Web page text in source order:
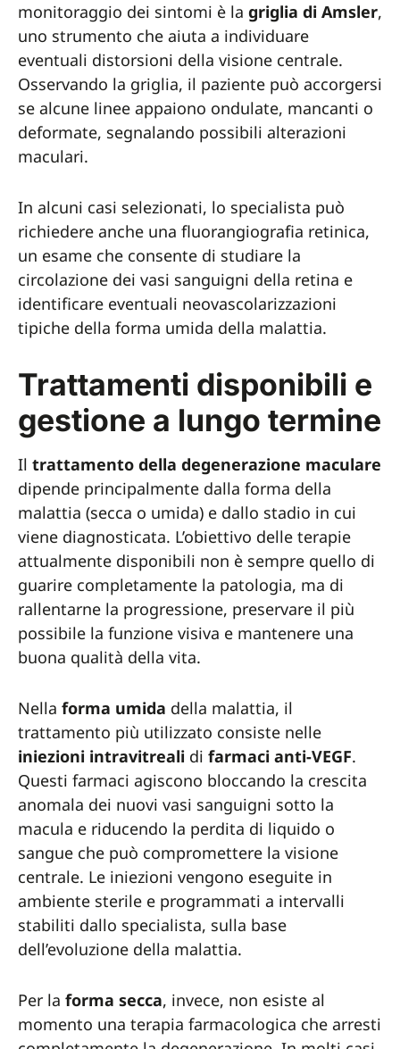
monitoraggio dei sintomi è la griglia di Amsler,
uno strumento che aiuta a individuare
eventuali distorsioni della visione centrale.
Osservando la griglia, il paziente può accorgersi
se alcune linee appaiono ondulate, mancanti o
deformate, segnalando possibili alterazioni
maculari.
In alcuni casi selezionati, lo specialista può
richiedere anche una fluorangiografia retinica,
un esame che consente di studiare la
circolazione dei vasi sanguigni della retina e
identificare eventuali neovascolarizzazioni
tipiche della forma umida della malattia.
Trattamenti disponibili e
gestione a lungo termine
Il trattamento della degenerazione maculare
dipende principalmente dalla forma della
malattia (secca o umida) e dallo stadio in cui
viene diagnosticata. L’obiettivo delle terapie
attualmente disponibili non è sempre quello di
guarire completamente la patologia, ma di
rallentarne la progressione, preservare il più
possibile la funzione visiva e mantenere una
buona qualità della vita.
Nella forma umida della malattia, il
trattamento più utilizzato consiste nelle
iniezioni intravitreali di farmaci anti-VEGF.
Questi farmaci agiscono bloccando la crescita
anomala dei nuovi vasi sanguigni sotto la
macula e riducendo la perdita di liquido o
sangue che può compromettere la visione
centrale. Le iniezioni vengono eseguite in
ambiente sterile e programmati a intervalli
stabiliti dallo specialista, sulla base
dell’evoluzione della malattia.
Per la forma secca, invece, non esiste al
momento una terapia farmacologica che arresti